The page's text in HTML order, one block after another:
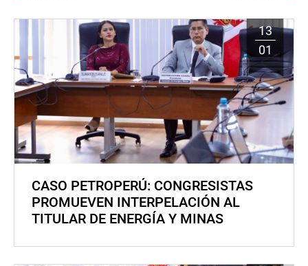
13
01
CASO PETROPERÚ: CONGRESISTAS
PROMUEVEN INTERPELACIÓN AL
TITULAR DE ENERGÍA Y MINAS